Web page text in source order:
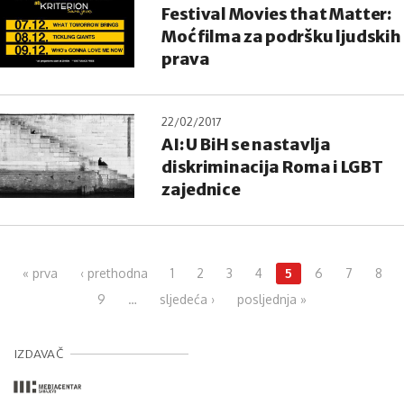
Festival Movies that Matter:
Moć filma za podršku ljudskih
prava
22/02/2017
AI: U BiH se nastavlja
diskriminacija Roma i LGBT
zajednice
« prva ‹ prethodna 1 2 3 4 5 6 7
8
9
… sljedeća › posljednja »
IZDAVAČ